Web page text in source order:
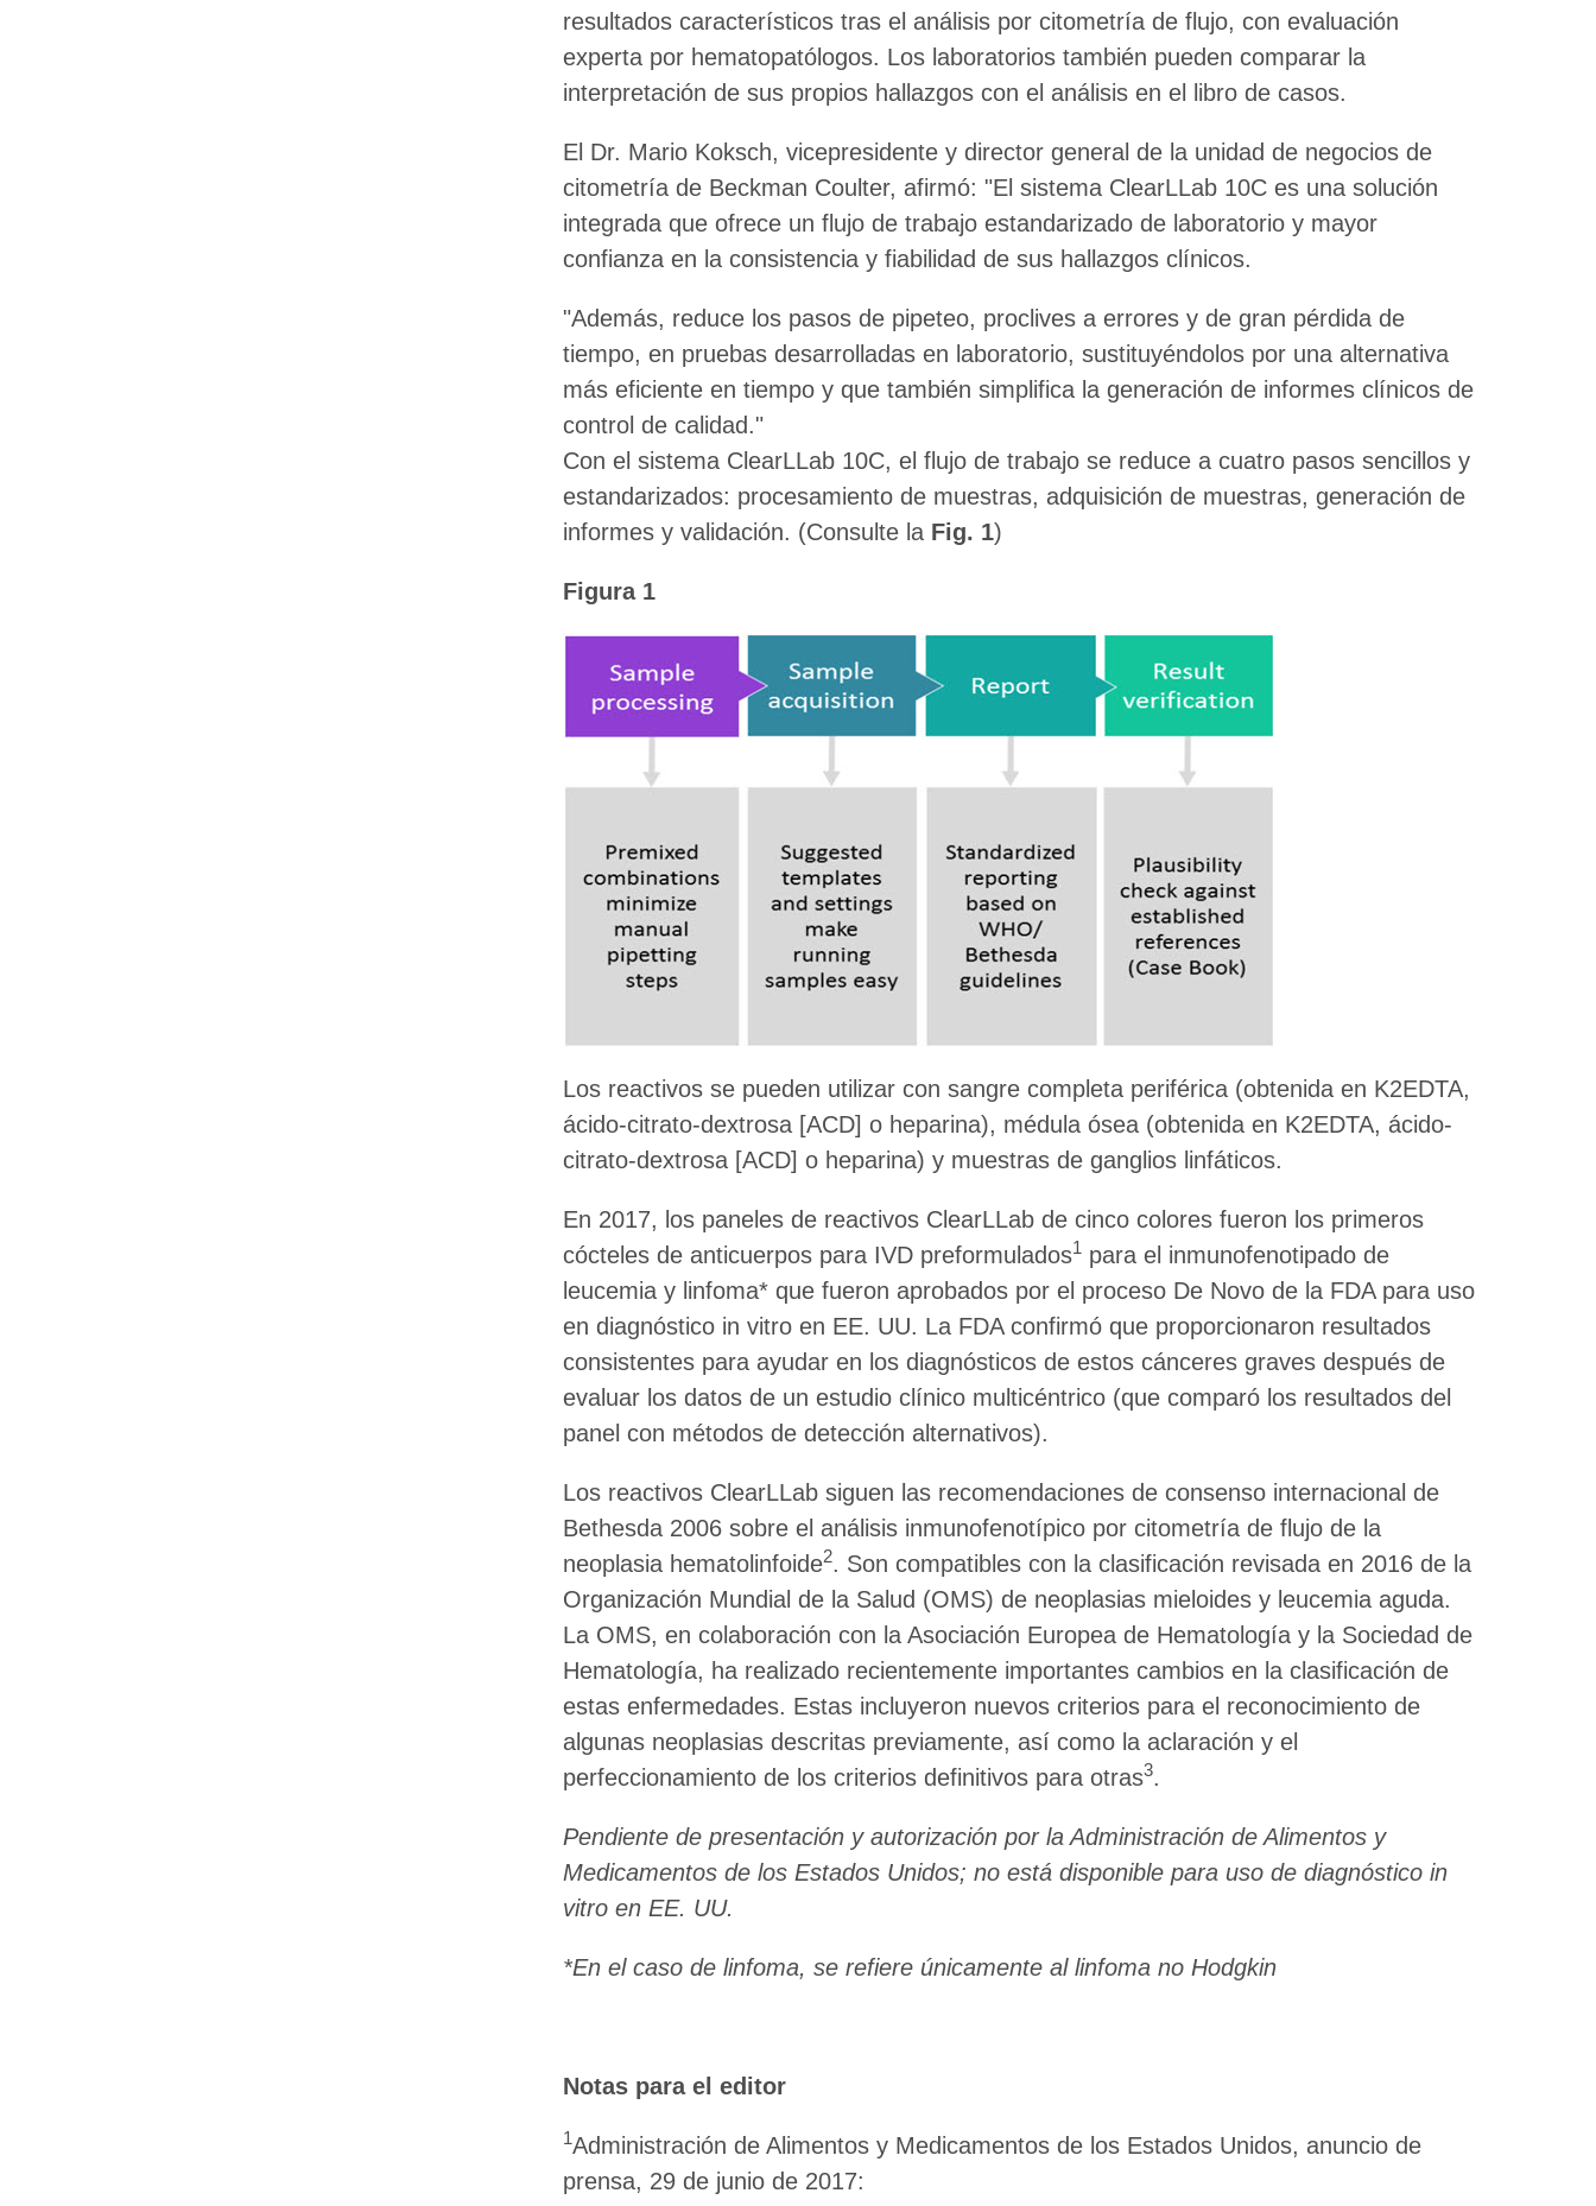
resultados característicos tras el análisis por citometría de flujo, con evaluación
experta por hematopatólogos. Los laboratorios también pueden comparar la
interpretación de sus propios hallazgos con el análisis en el libro de casos.
El Dr. Mario Koksch, vicepresidente y director general de la unidad de negocios de
citometría de Beckman Coulter, afirmó: "El sistema ClearLLab 10C es una solución
integrada que ofrece un flujo de trabajo estandarizado de laboratorio y mayor
confianza en la consistencia y fiabilidad de sus hallazgos clínicos.
"Además, reduce los pasos de pipeteo, proclives a errores y de gran pérdida de
tiempo, en pruebas desarrolladas en laboratorio, sustituyéndolos por una alternativa
más eficiente en tiempo y que también simplifica la generación de informes clínicos de
control de calidad."
Con el sistema ClearLLab 10C, el flujo de trabajo se reduce a cuatro pasos sencillos y
estandarizados: procesamiento de muestras, adquisición de muestras, generación de
informes y validación. (Consulte la Fig. 1)
Figura 1
Los reactivos se pueden utilizar con sangre completa periférica (obtenida en K2EDTA,
ácido-citrato-dextrosa [ACD] o heparina), médula ósea (obtenida en K2EDTA, ácido-
citrato-dextrosa [ACD] o heparina) y muestras de ganglios linfáticos.
En 2017, los paneles de reactivos ClearLLab de cinco colores fueron los primeros
cócteles de anticuerpos para IVD preformulados1para el inmunofenotipado de
leucemia y linfoma* que fueron aprobados por el proceso De Novo de la FDA para uso
en diagnóstico in vitro en EE. UU. La FDA confirmó que proporcionaron resultados
consistentes para ayudar en los diagnósticos de estos cánceres graves después de
evaluar los datos de un estudio clínico multicéntrico (que comparó los resultados del
panel con métodos de detección alternativos).
Los reactivos ClearLLab siguen las recomendaciones de consenso internacional de
Bethesda 2006 sobre el análisis inmunofenotípico por citometría de flujo de la
neoplasia hematolinfoide2. Son compatibles con la clasificación revisada en 2016 de la
Organización Mundial de la Salud (OMS) de neoplasias mieloides y leucemia aguda.
La OMS, en colaboración con la Asociación Europea de Hematología y la Sociedad de
Hematología, ha realizado recientemente importantes cambios en la clasificación de
estas enfermedades. Estas incluyeron nuevos criterios para el reconocimiento de
algunas neoplasias descritas previamente, así como la aclaración y el
perfeccionamiento de los criterios definitivos para otras3.
Pendiente de presentación y autorización por la Administración de Alimentos y
Medicamentos de los Estados Unidos; no está disponible para uso de diagnóstico in
vitro en EE. UU.
*En el caso de linfoma, se refiere únicamente al linfoma no Hodgkin
Notas para el editor
1Administración de Alimentos y Medicamentos de los Estados Unidos, anuncio de
prensa, 29 de junio de 2017: